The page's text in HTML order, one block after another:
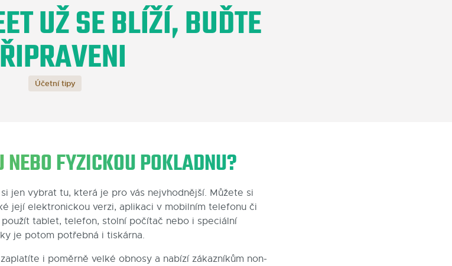
UŽ SE BLÍŽÍ, BUĎTE
Účetní tipy
NEBO FYZICKOU POKLADNU?
jen vybrat tu, která je pro vás nejvhodnější. Můžete si
její elektronickou verzi, aplikaci v mobilním telefonu či
tablet, telefon, stolní počítač nebo i speciální
je potom potřebná i tiskárna.
i poměrně velké obnosy a nabízí zákazníkům non-